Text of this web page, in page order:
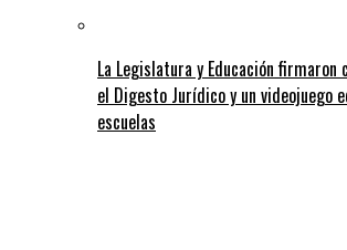
La Legislatura y Educación firmaron
el Digesto Jurídico y un videojuego
escuelas